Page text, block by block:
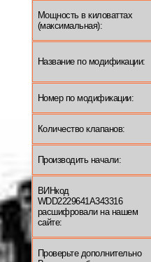
Мощность в киловаттах
(максимальная):
Название по модификации:
Номер по модификации:
Количество клапанов:
Производить начали:
ВИНкод
WDD2229641A343316
расшифровали на нашем
сайте:
Проверьте дополнительно